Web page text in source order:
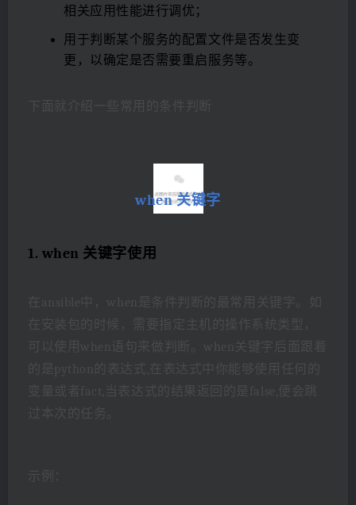
相关应用性能进行调优；
用于判断某个服务的配置文件是否发生变
更，以确定是否需要重启服务等。
下面就介绍一些常用的条件判断
when 关键字
1. when 关键字使用
在ansible中，when是条件判断的最常用关键字。如
在安装包的时候，需要指定主机的操作系统类型，
可以使用when语句来做判断。when关键字后面跟着
的是python的表达式,在表达式中你能够使用任何的
变量或者fact,当表达式的结果返回的是false,便会跳
过本次的任务。
示例：